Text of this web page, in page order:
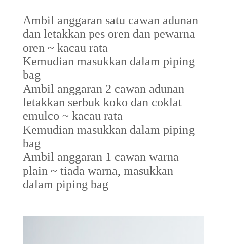
Ambil anggaran satu cawan adunan
dan letakkan pes oren dan pewarna
oren ~ kacau rata
Kemudian masukkan dalam piping
bag
Ambil anggaran 2 cawan adunan
letakkan serbuk koko dan coklat
emulco ~ kacau rata
Kemudian masukkan dalam piping
bag
Ambil anggaran 1 cawan warna
plain ~ tiada warna, masukkan
dalam piping bag